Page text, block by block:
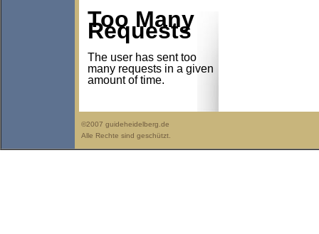
Too Many
Requests
The user has sent too
many requests in a given
amount of time.
©2007 guideheidelberg.de
Alle Rechte sind geschützt.